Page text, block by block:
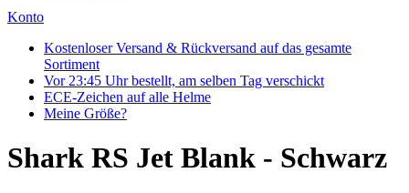
Konto
Kostenloser Versand & Rückversand auf das gesamte
Sortiment
Vor 23:45 Uhr bestellt, am selben Tag verschickt
ECE-Zeichen auf alle Helme
Meine Größe?
Shark RS Jet Blank - Schwarz